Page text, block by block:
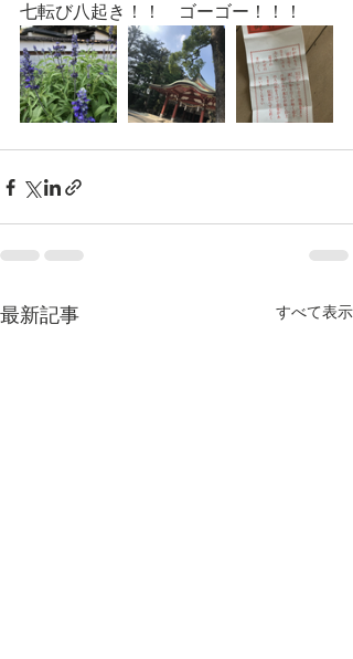
七転び八起き！！　ゴーゴー！！！
最新記事 すべて表示